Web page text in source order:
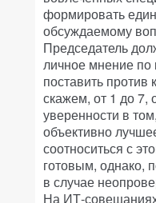
формировать
обсуждаемому
Председатель
личное мнение по
поставить против
скажем, от 1 до 7,
уверенности в
объективно
соотноситься с
готовым, однако,
в случае
На ИТ-